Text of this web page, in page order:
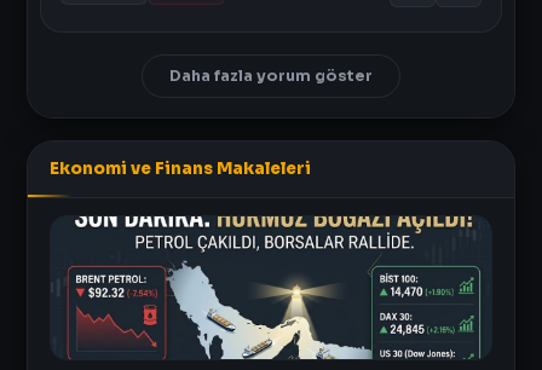
Daha fazla yorum göster
Ekonomi ve Finans Makaleleri